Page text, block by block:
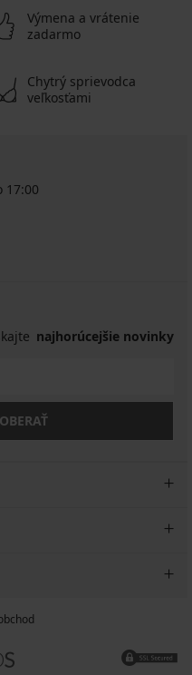
Výmena a vrátenie
zadarmo
Chytrý sprievodca
veľkosťami
17:00
najhorúcejšie novinky